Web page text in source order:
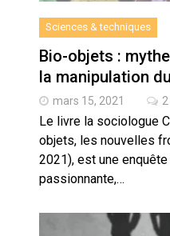
Sciences & techniques
Bio-objets :
la manipulation
mars 15, 2021
Le livre la sociologue
objets, les nouvelles
2021), est une
passionnante,…